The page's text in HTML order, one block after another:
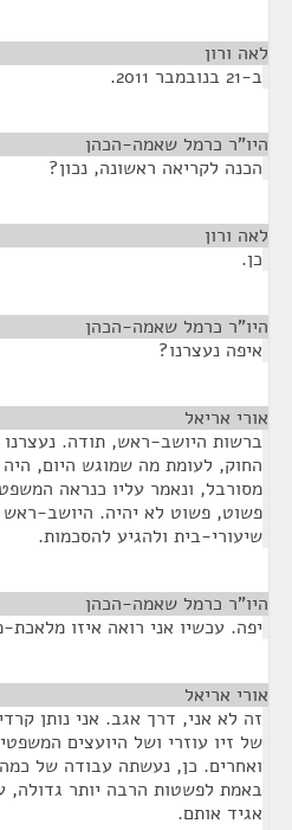
לאה ורון
ב-21 בנובמבר 2011.
היו"ר כרמל שאמה-הכהן
הכנה לקריאה ראשונה, נכון?
לאה ורון
כן.
היו"ר כרמל שאמה-הכהן
איפה נעצרנו?
אורי אריאל
ברשות היושב-ראש, תודה.
החוק, לעומת מה שמוגש היום,
מסורבל, ונאמר עליו כנראה
פשוט, פשוט לא יהיה. היושב-ראש
שיעורי-בית ולהגיע להסכמות.
היו"ר כרמל שאמה-הכהן
יפה. עכשיו אני רואה איזו
אורי אריאל
זה לא אני, דרך אגב. אני נותן
של זיו עוזרי ושל היועצים
ואחרים. כן, נעשתה עבודה של
באמת לפשטות הרבה יותר גדולה,
אגיד אותם.